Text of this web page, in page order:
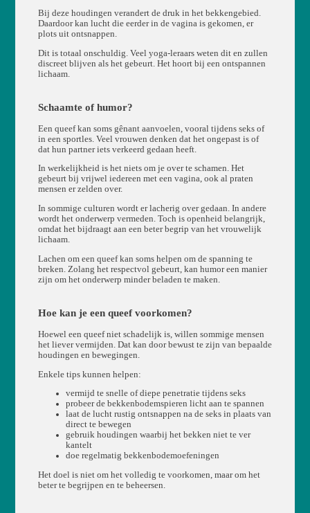
Bij deze houdingen verandert de druk in het bekkengebied.
Daardoor kan lucht die eerder in de vagina is gekomen, er
plots uit ontsnappen.
Dit is totaal onschuldig. Veel yoga-leraars weten dit en zullen
discreet blijven als het gebeurt. Het hoort bij een ontspannen
lichaam.
Schaamte of humor?
Een queef kan soms gênant aanvoelen, vooral tijdens seks of
in een sportles. Veel vrouwen denken dat het ongepast is of
dat hun partner iets verkeerd gedaan heeft.
In werkelijkheid is het niets om je over te schamen. Het
gebeurt bij vrijwel iedereen met een vagina, ook al praten
mensen er zelden over.
In sommige culturen wordt er lacherig over gedaan. In andere
wordt het onderwerp vermeden. Toch is openheid belangrijk,
omdat het bijdraagt aan een beter begrip van het vrouwelijk
lichaam.
Lachen om een queef kan soms helpen om de spanning te
breken. Zolang het respectvol gebeurt, kan humor een manier
zijn om het onderwerp minder beladen te maken.
Hoe kan je een queef voorkomen?
Hoewel een queef niet schadelijk is, willen sommige mensen
het liever vermijden. Dat kan door bewust te zijn van bepaalde
houdingen en bewegingen.
Enkele tips kunnen helpen:
vermijd te snelle of diepe penetratie tijdens seks
probeer de bekkenbodemspieren licht aan te spannen
laat de lucht rustig ontsnappen na de seks in plaats van
direct te bewegen
gebruik houdingen waarbij het bekken niet te ver
kantelt
doe regelmatig bekkenbodemoefeningen
Het doel is niet om het volledig te voorkomen, maar om het
beter te begrijpen en te beheersen.